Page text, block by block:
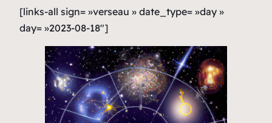
[links-all sign= »verseau » date_type= »day »
day= »2023-08-18″]